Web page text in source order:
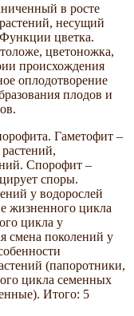
в росте
несущий
цветка.
цветоножка,
происхождения
оплодотворение
плодов и
Гаметофит –
Спорофит –
споры.
у водорослей
жизненного цикла
цикла у
смена поколений у
(папоротники,
цикла семенных
Итого: 5